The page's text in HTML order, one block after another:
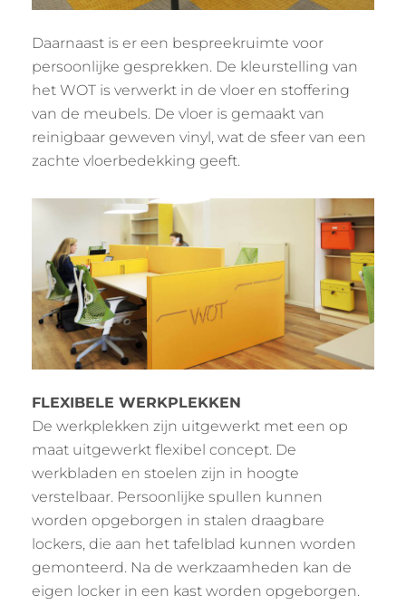
Daarnaast is er een bespreekruimte voor
persoonlijke gesprekken. De kleurstelling van
het WOT is verwerkt in de vloer en stoffering
van de meubels. De vloer is gemaakt van
reinigbaar geweven vinyl, wat de sfeer van een
zachte vloerbedekking geeft.
FLEXIBELE WERKPLEKKEN
De werkplekken zijn uitgewerkt met een op
maat uitgewerkt flexibel concept. De
werkbladen en stoelen zijn in hoogte
verstelbaar. Persoonlijke spullen kunnen
worden opgeborgen in stalen draagbare
lockers, die aan het tafelblad kunnen worden
gemonteerd. Na de werkzaamheden kan de
eigen locker in een kast worden opgeborgen.